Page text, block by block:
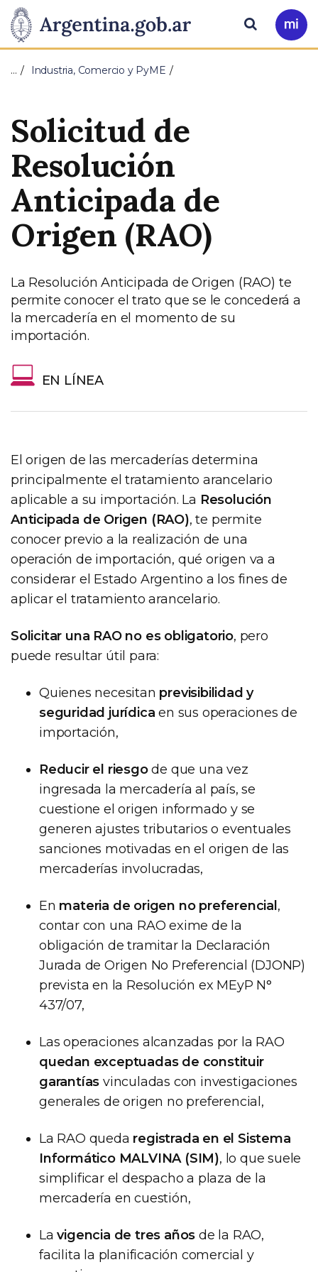
Presidencia
de
Nación
Pasar al contenido principal
Ir
a
Buscar
… Industria, Comercio y PyME
Solicitud de
Resolución
Anticipada de
Origen (RAO)
La Resolución Anticipada de Origen (RAO) te
permite conocer el trato que se le concederá a
la mercadería en el momento de su
importación.
EN LÍNEA
El origen de las mercaderías determina
principalmente el tratamiento arancelario
aplicable a su importación. La Resolución
Anticipada de Origen (RAO), te permite
conocer previo a la realización de una
operación de importación, qué origen va a
considerar el Estado Argentino a los fines de
aplicar el tratamiento arancelario.
Solicitar una RAO no es obligatorio, pero
puede resultar útil para:
Quienes necesitan previsibilidad y
seguridad jurídica en sus operaciones de
importación,
Reducir el riesgode que una vez
ingresada la mercadería al país, se
cuestione el origen informado y se
generen ajustes tributarios o eventuales
sanciones motivadas en el origen de las
mercaderías involucradas,
En materia de origen no preferencial ,
contar con una RAO exime de la
obligación de tramitar la Declaración
Jurada de Origen No Preferencial (DJONP)
prevista en la Resolución ex MEyP N°
437/07,
Las operaciones alcanzadas por la RAO
quedan exceptuadas de constituir
garantías vinculadas con investigaciones
generales de origen no preferencial,
La RAO queda registrada en el Sistema
Informático MALVINA (SIM), lo que suele
simplificar el despacho a plaza de la
mercadería en cuestión,
Lavigencia de tres años de la RAO,
facilita la planificación comercial y